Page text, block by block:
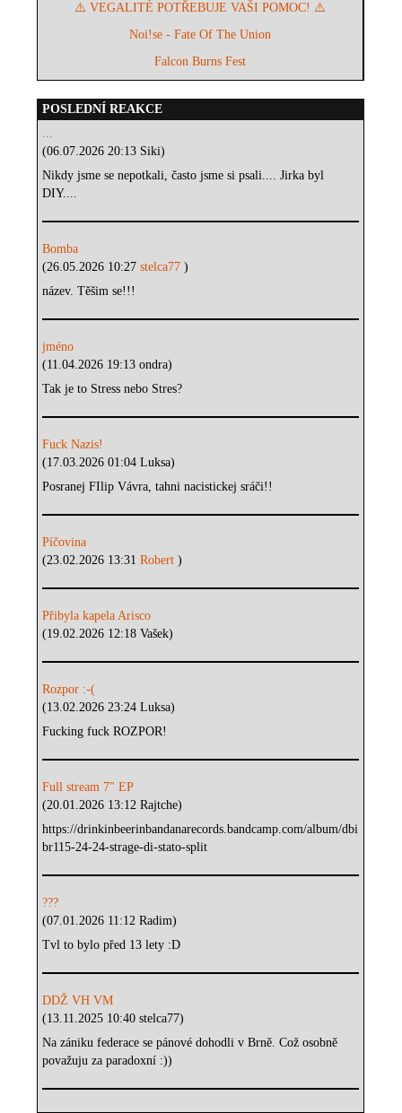
⚠️ VEGALITÉ POTŘEBUJE VAŠI POMOC! ⚠️
Noi!se - Fate Of The Union
Falcon Burns Fest
POSLEDNÍ REAKCE
...
(06.07.2026 20:13 Siki)
Nikdy jsme se nepotkali, často jsme si psali.... Jirka byl
DIY....
Bomba
(26.05.2026 10:27stelca77)
název. Těšim se!!!
jméno
(11.04.2026 19:13 ondra)
Tak je to Stress nebo Stres?
Fuck Nazis!
(17.03.2026 01:04 Luksa)
Posranej FIlip Vávra, tahni nacistickej sráči!!
Píčovina
(23.02.2026 13:31Robert)
Přibyla kapela Arisco
(19.02.2026 12:18 Vašek)
Rozpor :-(
(13.02.2026 23:24 Luksa)
Fucking fuck ROZPOR!
Full stream 7" EP
(20.01.2026 13:12 Rajtche)
https://drinkinbeerinbandanarecords.bandcamp.com/album/dbi
br115-24-24-strage-di-stato-split
???
(07.01.2026 11:12 Radim)
Tvl to bylo před 13 lety :D
DDŽ VH VM
(13.11.2025 10:40 stelca77)
Na zániku federace se pánové dohodli v Brně. Což osobně
považuju za paradoxní :))